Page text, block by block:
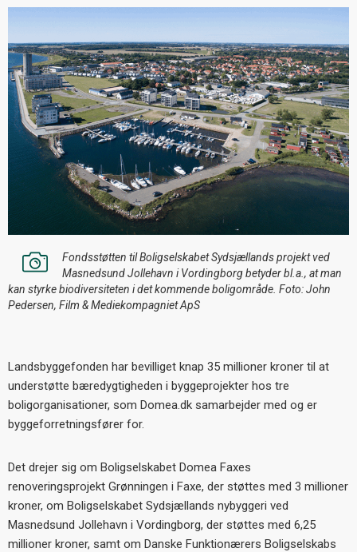
Fondsstøtten til Boligselskabet Sydsjællands projekt ved
Masnedsund Jollehavn i Vordingborg betyder bl.a., at man
kan styrke biodiversiteten i det kommende boligområde. Foto: John
Pedersen, Film & Mediekompagniet ApS
Landsbyggefonden har bevilliget knap 35 millioner kroner til at
understøtte bæredygtigheden i byggeprojekter hos tre
boligorganisationer, som Domea.dk samarbejder med og er
byggeforretningsfører for.
Det drejer sig om Boligselskabet Domea Faxes
renoveringsprojekt Grønningen i Faxe, der støttes med 3 millioner
kroner, om Boligselskabet Sydsjællands nybyggeri ved
Masnedsund Jollehavn i Vordingborg, der støttes med 6,25
millioner kroner, samt om Danske Funktionærers Boligselskabs